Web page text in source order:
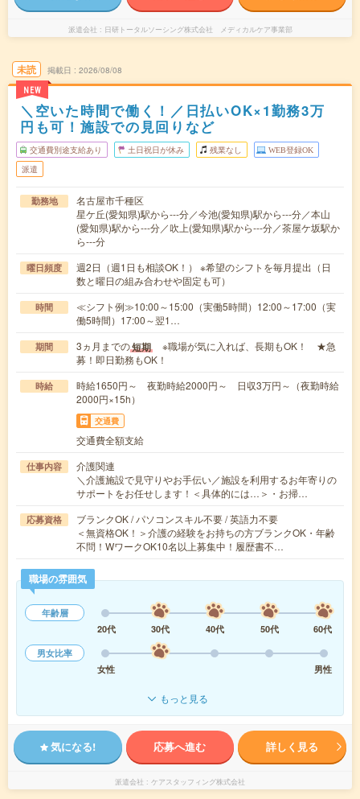
派遣会社 日研トータルソーシング株式会社 メディカルケア事業部
未読
NEW
掲載日 2026/08/08
＼空いた時間で働く！／日払いOK×1勤務3万
円も可！施設での見回りなど
交通費別途支給あり 土日祝日が休み 残業なし WEB登録OK
派遣
勤務地
名古屋市千種区
星ケ丘(愛知県)駅から---分／今池(愛知県)駅から---分／本山
(愛知県)駅から---分／吹上(愛知県)駅から---分／茶屋ケ坂駅か
ら---分
曜日頻度
週2日（週1日も相談OK！） ※希望のシフトを毎月提出（日
数と曜日の組み合わせや固定も可）
時間
≪シフト例≫10:00～15:00（実働5時間）12:00～17:00（実
働5時間）17:00～翌1…
期間 3ヵ月までの短期
※職場が気に入れば、長期もOK！ ★急
募！即日勤務もOK！
時給
時給1650円～ 夜勤時給2000円～ 日収3万円～（夜勤時給
2000円×15h）
交通費
交通費全額支給
仕事内容
介護関連
＼介護施設で見守りやお手伝い／施設を利用するお年寄りの
サポートをお任せします！＜具体的には…＞・お掃…
応募資格
ブランクOK / パソコンスキル不要 / 英語力不要
＜無資格OK！＞介護の経験をお持ちの方ブランクOK・年齢
不問！WワークOK10名以上募集中！履歴書不…
職場の雰囲気
年齢層
20代
30代 40代 50代
60代
男女比率
女性
男性
もっと見る
気になる! 応募へ進む 詳しく見る
派遣会社 ケアスタッフィング株式会社